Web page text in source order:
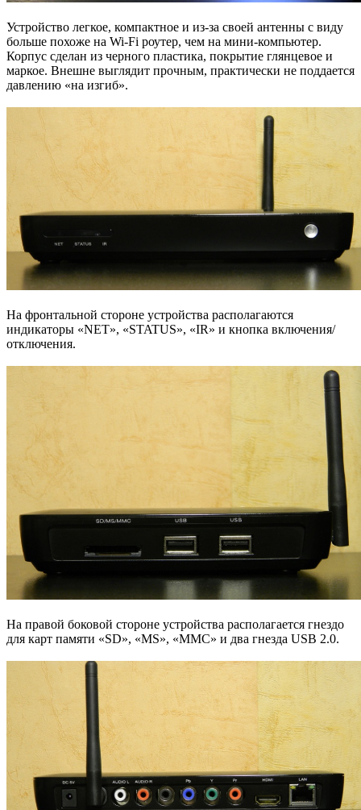
Устройство легкое, компактное и из-за своей антенны с виду
больше похоже на Wi-Fi роутер, чем на мини-компьютер.
Корпус сделан из черного пластика, покрытие глянцевое и
маркое. Внешне выглядит прочным, практически не поддается
давлению «на изгиб».
На фронтальной стороне устройства располагаются
индикаторы «NET», «STATUS», «IR» и кнопка включения/
отключения.
На правой боковой стороне устройства располагается гнездо
для карт памяти «SD», «MS», «MMC» и два гнезда USB 2.0.